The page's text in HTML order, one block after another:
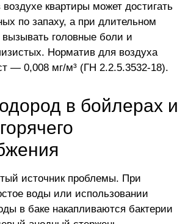
квартиры может достигать
по запаху, а при длительном
головные боли и
Норматив для воздуха
— 0,008 мг/м³ (ГН 2.2.5.3532-18).
в бойлерах и
источник проблемы. При
воды или использовании
в баке накапливаются бактерии